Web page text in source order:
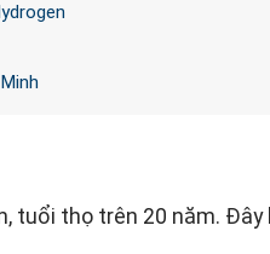
tuổi thọ trên 20 năm.